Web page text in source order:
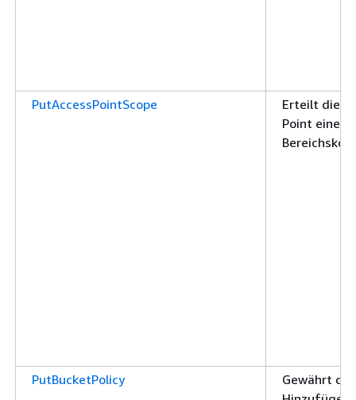
PutAccessPointScope
Erteilt die
Point einer
PutBucketPolicy
Gewährt